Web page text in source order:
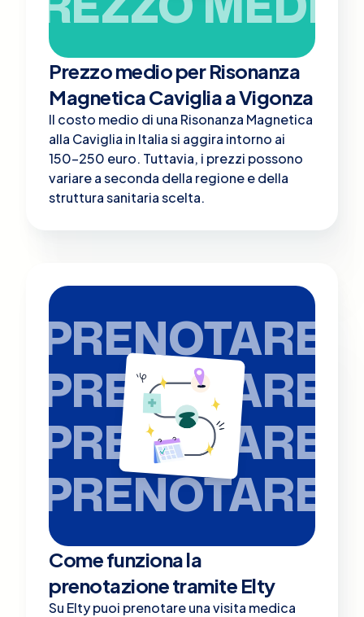
Prezzo medio per Risonanza
Magnetica Caviglia a Vigonza
Il costo medio di una Risonanza Magnetica
alla Caviglia in Italia si aggira intorno ai
150-250 euro. Tuttavia, i prezzi possono
variare a seconda della regione e della
struttura sanitaria scelta.
PRENOTARE
PRENOTARE
PRENOTARE
PRENOTARE
Come funziona la
prenotazione tramite Elty
Su Elty puoi prenotare una visita medica